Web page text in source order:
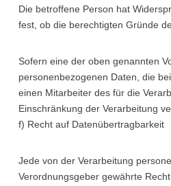
Die betroffene Person hat
fest, ob die berechtigten Gründe
Sofern eine der oben genannten
personenbezogenen Daten, die
einen Mitarbeiter des für die
Einschränkung der Verarbeitung
f) Recht auf Datenübertragbarkeit
Jede von der Verarbeitung
Verordnungsgeber gewährte